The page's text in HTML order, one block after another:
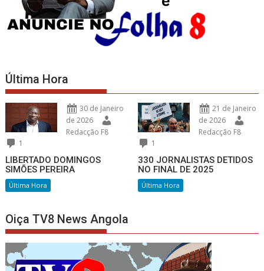
Última Hora
30 de Janeiro
de 2026
Redacção F8
1
LIBERTADO DOMINGOS
SIMÕES PEREIRA
Última Hora
21 de Janeiro
de 2026
Redacção F8
1
330 JORNALISTAS DETIDOS
NO FINAL DE 2025
Última Hora
Oiça TV8 News Angola